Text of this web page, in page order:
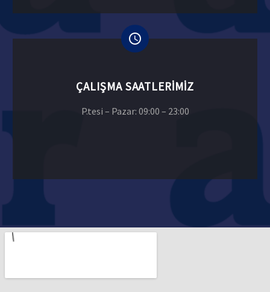
ÇALIŞMA SAATLERIMIZ
P.tesi – Pazar: 09:00 – 23:00